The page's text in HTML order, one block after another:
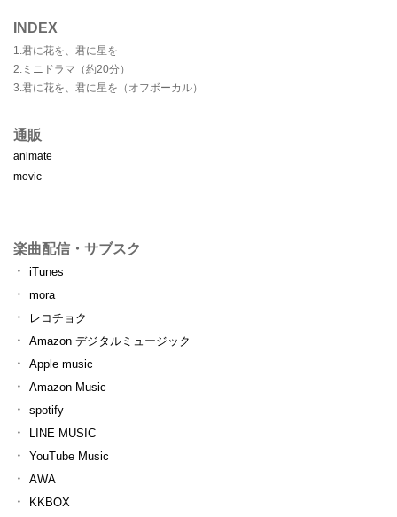
INDEX
1.君に花を、君に星を
2.ミニドラマ（約20分）
3.君に花を、君に星を（オフボーカル）
通販
animate
movic
楽曲配信・サブスク
iTunes
mora
レコチョク
Amazon デジタルミュージック
Apple music
Amazon Music
spotify
LINE MUSIC
YouTube Music
AWA
KKBOX